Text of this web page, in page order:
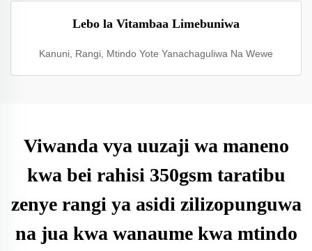
Lebo la Vitambaa Limebuniwa
Kanuni, Rangi, Mtindo Yote Yanachaguliwa Na Wewe
Viwanda vya uuzaji wa maneno
kwa bei rahisi 350gsm taratibu
zenye rangi ya asidi zilizopunguwa
na jua kwa wanaume kwa mtindo